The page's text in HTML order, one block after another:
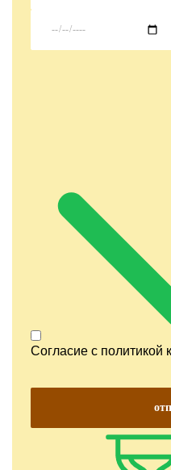
Согласие с политикой